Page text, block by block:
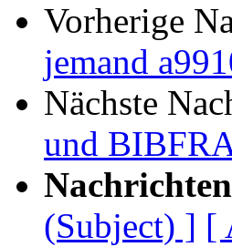
Vorherige
jemand
Nächste
und
(Subject) ] [